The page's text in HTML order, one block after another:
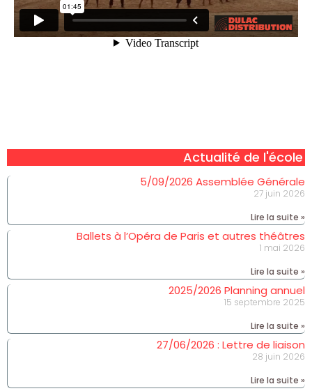
Actualité de l'école
5/09/2026 Assemblée Générale
27 juin 2026
Lire la suite »
Ballets à l’Opéra de Paris et autres théâtres
1 mai 2026
Lire la suite »
2025/2026 Planning annuel
15 septembre 2025
Lire la suite »
27/06/2026 : Lettre de liaison
28 juin 2026
Lire la suite »